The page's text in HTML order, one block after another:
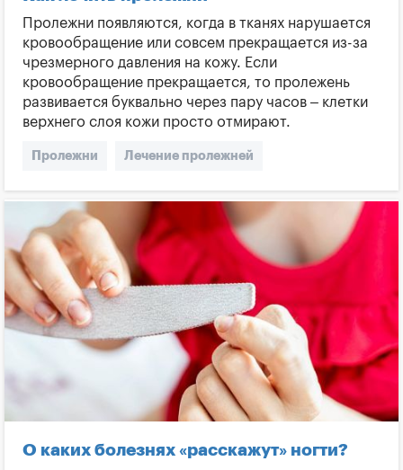
Пролежни появляются, когда в тканях нарушается
кровообращение или совсем прекращается из-за
чрезмерного давления на кожу. Если
кровообращение прекращается, то пролежень
развивается буквально через пару часов – клетки
верхнего слоя кожи просто отмирают.
Пролежни Лечение пролежней
Причины пролежней Мази от пролежней
Раны на теле Лежачие больные
Нарушение кровообращения
Уход за человеком с пролежнями
О каких болезнях «расскажут» ногти?